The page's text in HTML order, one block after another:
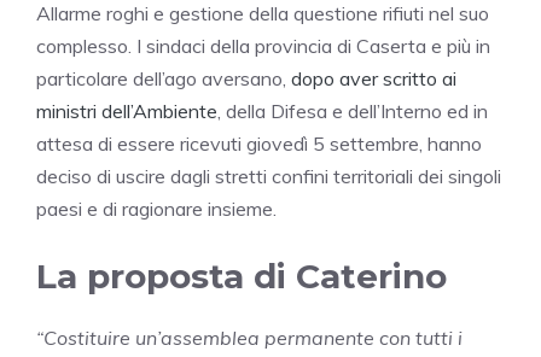
Allarme roghi e gestione della questione rifiuti nel suo
complesso. I sindaci della provincia di Caserta e più in
particolare dell’ago aversano, dopo aver scritto ai
ministri dell’Ambiente, della Difesa e dell’Interno ed in
attesa di essere ricevuti giovedì 5 settembre, hanno
deciso di uscire dagli stretti confini territoriali dei singoli
paesi e di ragionare insieme.
La proposta di Caterino
“Costituire un’assemblea permanente con tutti i